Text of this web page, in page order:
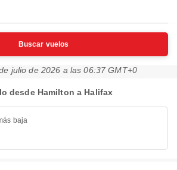
Buscar vuelos
julio de 2026 a las 06:37 GMT+0
desde Hamilton a Halifax
baja